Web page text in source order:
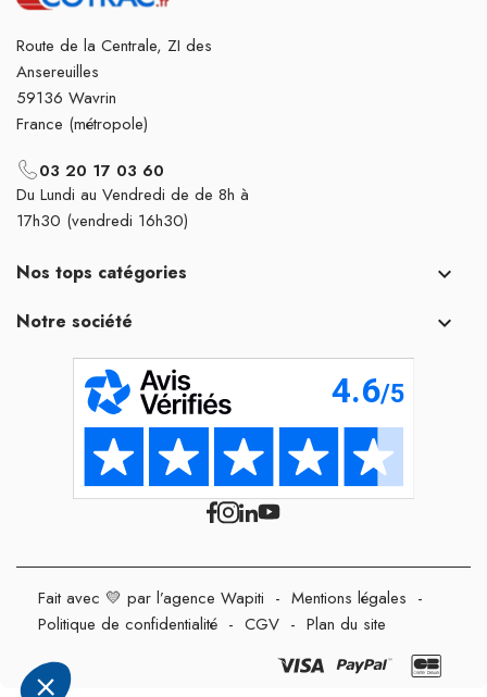
Route de la Centrale, ZI des
Ansereuilles
59136 Wavrin
France (métropole)
03 20 17 03 60
Du Lundi au Vendredi de de 8h à
17h30 (vendredi 16h30)
Nos tops catégories 
Notre société 
Fait avec 💛 par l’agence Wapiti - Mentions légales -
Politique de confidentialité - CGV - Plan du site